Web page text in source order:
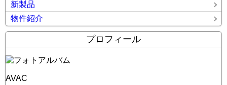
新製品
物件紹介
プロフィール
AVAC